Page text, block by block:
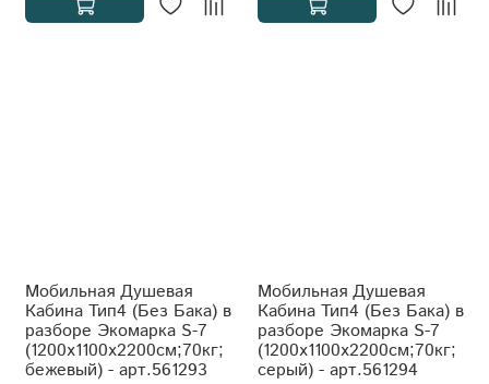
Мобильная Душевая
Кабина Тип4 (Без Бака) в
разборе Экомарка S-7
(1200x1100x2200см;70кг;
бежевый) - арт.561293
Мобильная Душевая
Кабина Тип4 (Без Бака) в
разборе Экомарка S-7
(1200x1100x2200см;70кг;
серый) - арт.561294